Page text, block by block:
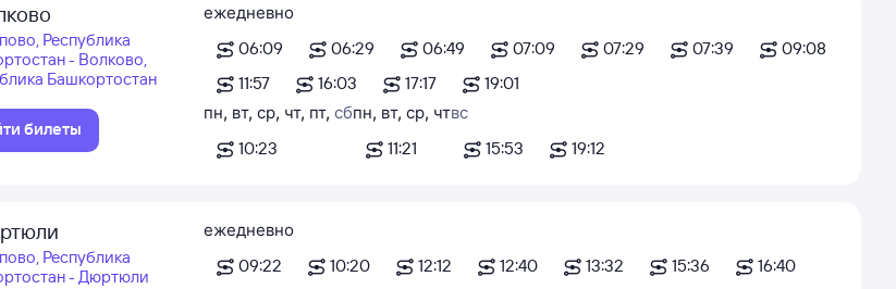
Республика
- Волково,
Башкортостан
билеты
ежедневно
06:09
06:29 06:49 07:09 07:29 07:39
09:08
11:57
16:03 17:17
19:01
пн, вт, ср, чт, пт, сб
10:23
пн, вт, ср, чт
11:21
вс
15:53
19:12
Республика
- Дюртюли
ежедневно
09:22
10:20 12:12 12:40 13:32 15:36
16:40